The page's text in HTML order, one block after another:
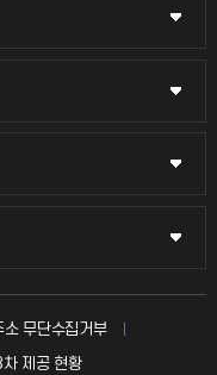
소 무단수집거부
제공 현황